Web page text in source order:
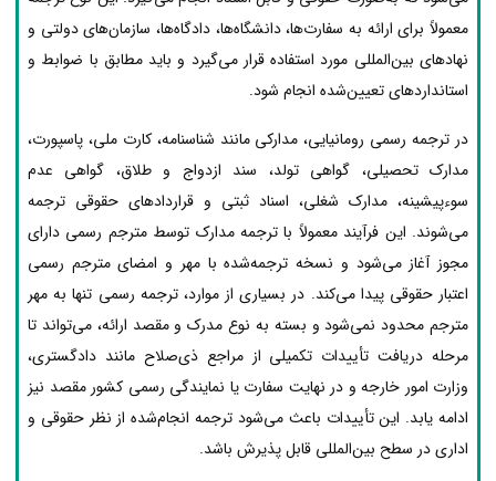
معمولاً برای ارائه به سفارت‌ها، دانشگاه‌ها، دادگاه‌ها، سازمان‌های دولتی و
نهادهای بین‌المللی مورد استفاده قرار می‌گیرد و باید مطابق با ضوابط و
استانداردهای تعیین‌شده انجام شود.
در ترجمه رسمی رومانیایی، مدارکی مانند شناسنامه، کارت ملی، پاسپورت،
مدارک تحصیلی، گواهی تولد، سند ازدواج و طلاق، گواهی عدم
سوءپیشینه، مدارک شغلی، اسناد ثبتی و قراردادهای حقوقی ترجمه
می‌شوند. این فرآیند معمولاً با ترجمه مدارک توسط مترجم رسمی دارای
مجوز آغاز می‌شود و نسخه ترجمه‌شده با مهر و امضای مترجم رسمی
اعتبار حقوقی پیدا می‌کند. در بسیاری از موارد، ترجمه رسمی تنها به مهر
مترجم محدود نمی‌شود و بسته به نوع مدرک و مقصد ارائه، می‌تواند تا
مرحله دریافت تأییدات تکمیلی از مراجع ذی‌صلاح مانند دادگستری،
وزارت امور خارجه و در نهایت سفارت یا نمایندگی رسمی کشور مقصد نیز
ادامه یابد. این تأییدات باعث می‌شود ترجمه انجام‌شده از نظر حقوقی و
اداری در سطح بین‌المللی قابل پذیرش باشد.